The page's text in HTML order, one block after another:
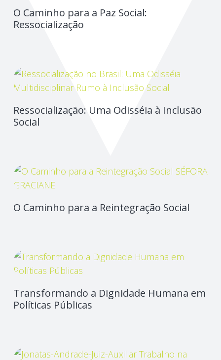
O Caminho para a Paz Social:
Ressocialização
Ressocialização: Uma Odisséia à Inclusão
Social
O Caminho para a Reintegração Social
Transformando a Dignidade Humana em
Políticas Públicas